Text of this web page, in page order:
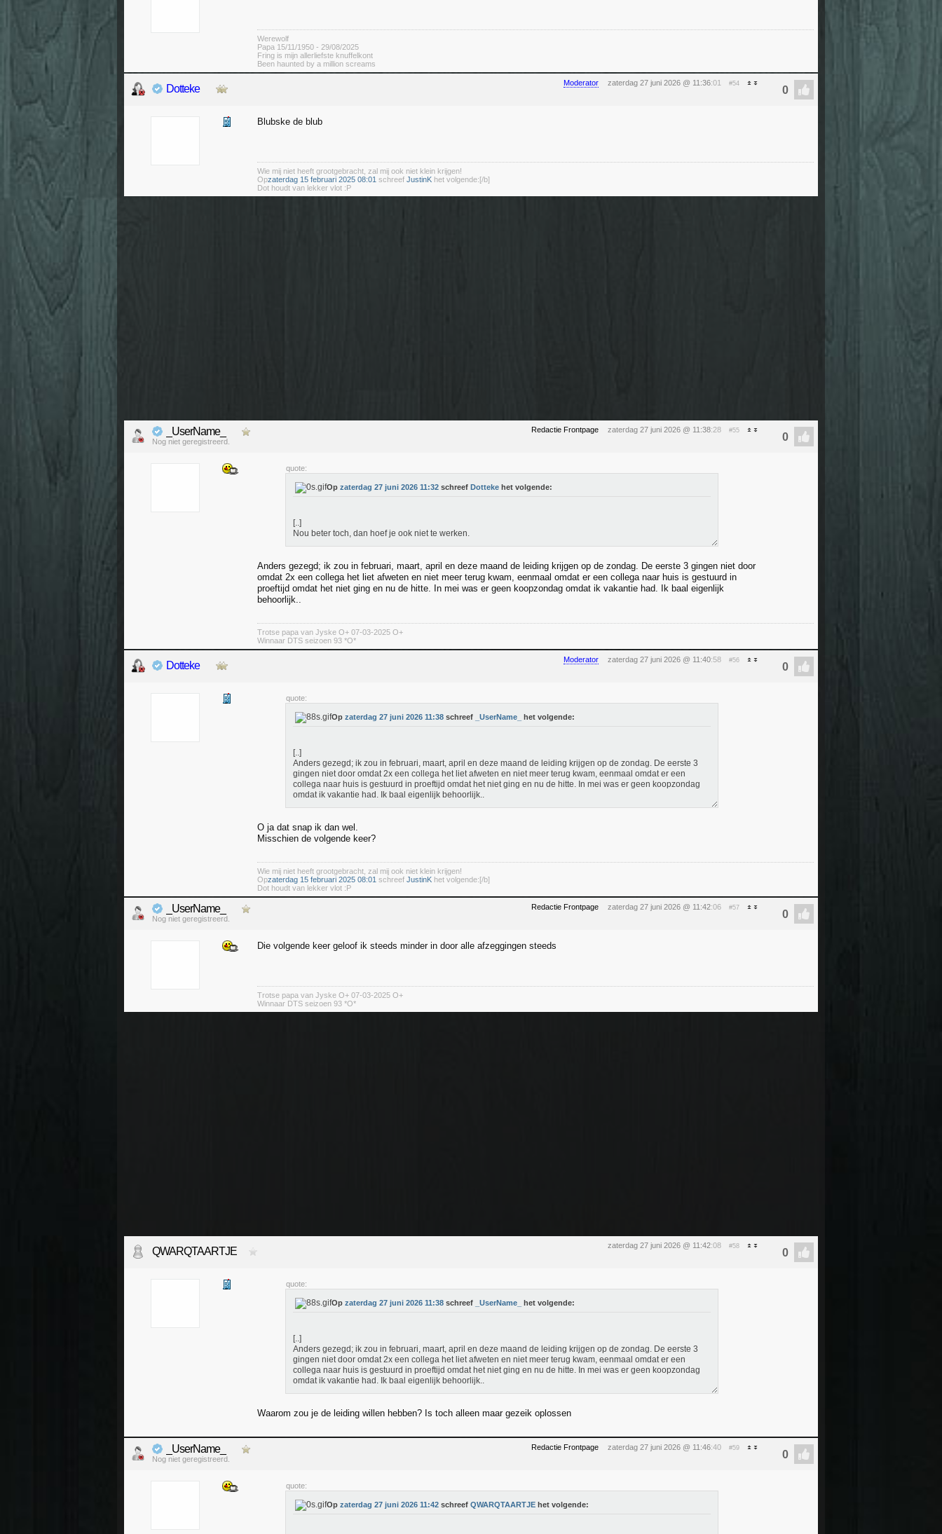
Werewolf
Papa 15/11/1950 - 29/08/2025
Fring is mijn allerliefste knuffelkont
Been haunted by a million screams
Moderator zaterdag 27 juni 2026 @ 11:36:01 #54
Dotteke
Blubske de blub
Wie mij niet heeft grootgebracht, zal mij ook niet klein krijgen!
Opzaterdag 15 februari 2025 08:01 schreef JustinK het volgende:[/b]
Dot houdt van lekker vlot :P
Redactie Frontpage zaterdag 27 juni 2026 @ 11:38:28 #55
_UserName_
Nog niet geregistreerd.
quote:
Op zaterdag 27 juni 2026 11:32 schreef Dotteke het volgende:
[..]
Nou beter toch, dan hoef je ook niet te werken.
Anders gezegd; ik zou in februari, maart, april en deze maand de leiding krijgen op de zondag. De eerste 3 gingen niet door
omdat 2x een collega het liet afweten en niet meer terug kwam, eenmaal omdat er een collega naar huis is gestuurd in
proeftijd omdat het niet ging en nu de hitte. In mei was er geen koopzondag omdat ik vakantie had. Ik baal eigenlijk
behoorlijk..
Trotse papa van Jyske O+ 07-03-2025 O+
Winnaar DTS seizoen 93 *O*
Moderator zaterdag 27 juni 2026 @ 11:40:58 #56
Dotteke
quote:
Op zaterdag 27 juni 2026 11:38 schreef _UserName_ het volgende:
[..]
Anders gezegd; ik zou in februari, maart, april en deze maand de leiding krijgen op de zondag. De eerste 3
gingen niet door omdat 2x een collega het liet afweten en niet meer terug kwam, eenmaal omdat er een
collega naar huis is gestuurd in proeftijd omdat het niet ging en nu de hitte. In mei was er geen koopzondag
omdat ik vakantie had. Ik baal eigenlijk behoorlijk..
O ja dat snap ik dan wel.
Misschien de volgende keer?
Wie mij niet heeft grootgebracht, zal mij ook niet klein krijgen!
Opzaterdag 15 februari 2025 08:01 schreef JustinK het volgende:[/b]
Dot houdt van lekker vlot :P
Redactie Frontpage zaterdag 27 juni 2026 @ 11:42:06 #57
_UserName_
Nog niet geregistreerd.
Die volgende keer geloof ik steeds minder in door alle afzeggingen steeds
Trotse papa van Jyske O+ 07-03-2025 O+
Winnaar DTS seizoen 93 *O*
zaterdag 27 juni 2026 @ 11:42:08 #58
QWARQTAARTJE
quote:
Op zaterdag 27 juni 2026 11:38 schreef _UserName_ het volgende:
[..]
Anders gezegd; ik zou in februari, maart, april en deze maand de leiding krijgen op de zondag. De eerste 3
gingen niet door omdat 2x een collega het liet afweten en niet meer terug kwam, eenmaal omdat er een
collega naar huis is gestuurd in proeftijd omdat het niet ging en nu de hitte. In mei was er geen koopzondag
omdat ik vakantie had. Ik baal eigenlijk behoorlijk..
Waarom zou je de leiding willen hebben? Is toch alleen maar gezeik oplossen
Redactie Frontpage zaterdag 27 juni 2026 @ 11:46:40 #59
_UserName_
Nog niet geregistreerd.
quote:
Op zaterdag 27 juni 2026 11:42 schreef QWARQTAARTJE het volgende: